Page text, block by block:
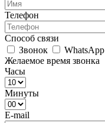
Телефон
Способ связи
Звонок
WhatsApp
Желаемое время звонка
Часы
Минуты
E-mail